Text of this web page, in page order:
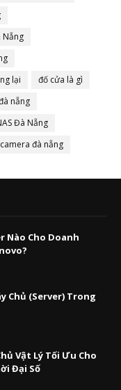
Nẵng
lại
đố cửa là gì
nẵng
Đà Nẵng
đà nẵng
Nào Cho Doanh
Chủ (Server) Trong
Vật Lý Tối Ưu Cho
Đại Số